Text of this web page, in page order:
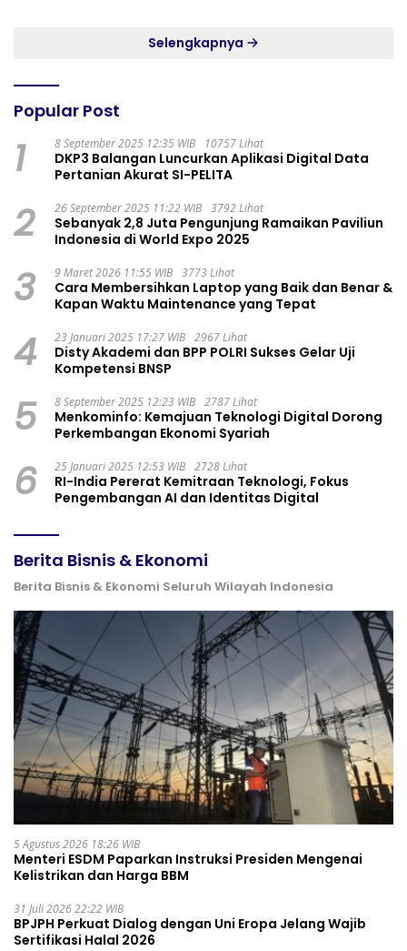
Selengkapnya
Popular Post
1 8 September 2025 12:35 WIB 10757 Lihat
DKP3 Balangan Luncurkan Aplikasi Digital Data
Pertanian Akurat SI-PELITA
2 26 September 2025 11:22 WIB 3792 Lihat
Sebanyak 2,8 Juta Pengunjung Ramaikan Paviliun
Indonesia di World Expo 2025
3 9 Maret 2026 11:55 WIB 3773 Lihat
Cara Membersihkan Laptop yang Baik dan Benar &
Kapan Waktu Maintenance yang Tepat
4 23 Januari 2025 17:27 WIB 2967 Lihat
Disty Akademi dan BPP POLRI Sukses Gelar Uji
Kompetensi BNSP
5 8 September 2025 12:23 WIB 2787 Lihat
Menkominfo: Kemajuan Teknologi Digital Dorong
Perkembangan Ekonomi Syariah
6 25 Januari 2025 12:53 WIB 2728 Lihat
RI-India Pererat Kemitraan Teknologi, Fokus
Pengembangan AI dan Identitas Digital
Berita Bisnis & Ekonomi
Berita Bisnis & Ekonomi Seluruh Wilayah Indonesia
5 Agustus 2026 18:26 WIB
Menteri ESDM Paparkan Instruksi Presiden Mengenai
Kelistrikan dan Harga BBM
31 Juli 2026 22:22 WIB
BPJPH Perkuat Dialog dengan Uni Eropa Jelang Wajib
Sertifikasi Halal 2026